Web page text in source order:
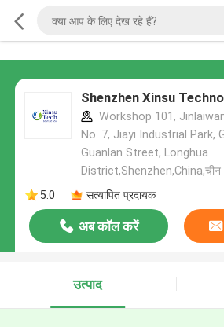
Shenzhen Xinsu
Workshop 101,
No. 7, Jiayi Industrial Park,
Guanlan Street, Longhua
District,Shenzhen,China,चीन
5.0
सत्यापित प्रदायक
अब कॉल करें
उत्पाद